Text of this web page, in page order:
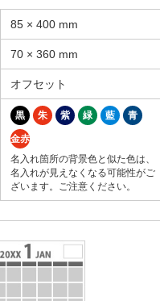
85 × 400 mm
70 × 360 mm
オフセット
黒 朱 紫 緑 藍 青
金赤
名入れ箇所の背景色と似た色は、
名入れが見えなくなる可能性がご
ざいます。ご注意ください。